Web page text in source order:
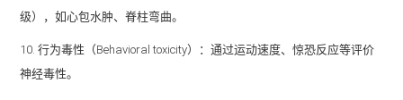
级），如心包水肿、脊柱弯曲。
10. 行为毒性（Behavioral toxicity）：通过运动速度、惊恐反应等评价
神经毒性。